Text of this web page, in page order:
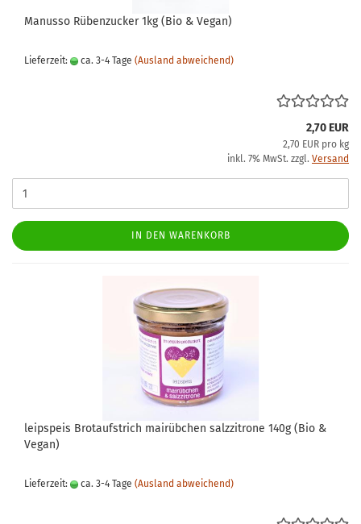
Manusso Rübenzucker 1kg (Bio & Vegan)
Lieferzeit: ca. 3-4 Tage (Ausland abweichend)
2,70 EUR
2,70 EUR pro kg
inkl. 7% MwSt. zzgl. Versand
IN DEN WARENKORB
leipspeis Brotaufstrich mairübchen salzzitrone 140g (Bio &
Vegan)
Lieferzeit: ca. 3-4 Tage (Ausland abweichend)